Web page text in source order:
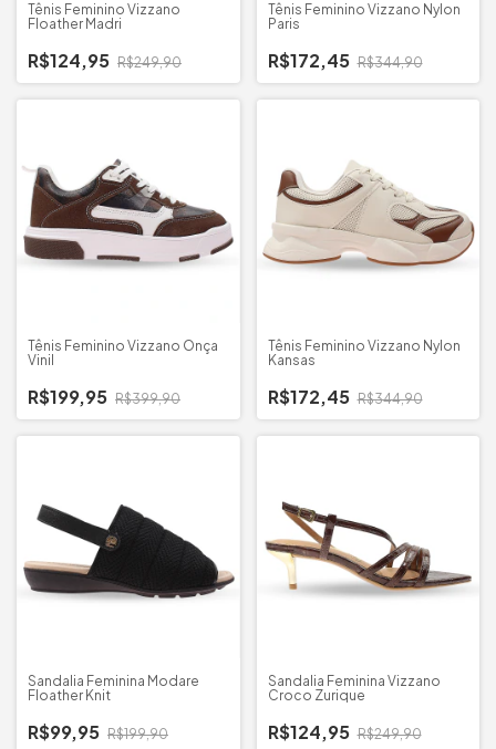
Tênis Feminino Vizzano
Floather Madri
R$124,95 R$249,90
Tênis Feminino Vizzano Nylon
Paris
R$172,45 R$344,90
Tênis Feminino Vizzano Onça
Vinil
R$199,95 R$399,90
Tênis Feminino Vizzano Nylon
Kansas
R$172,45 R$344,90
Sandalia Feminina Modare
Floather Knit
R$99,95 R$199,90
Sandalia Feminina Vizzano
Croco Zurique
R$124,95 R$249,90